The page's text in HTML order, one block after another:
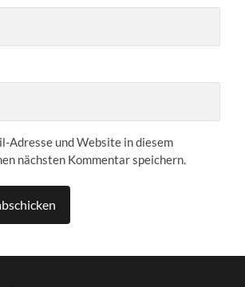
Adresse und Website in diesem
nächsten Kommentar speichern.